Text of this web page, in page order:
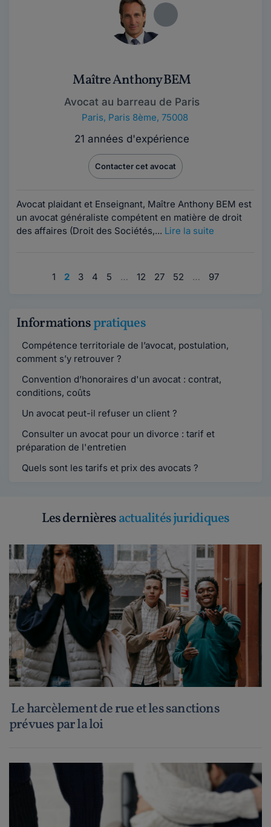
Maître Anthony BEM
Avocat au barreau de Paris
Paris, Paris 8ème, 75008
21 années d'expérience
Contacter cet avocat
Avocat plaidant et Enseignant, Maître Anthony BEM est
un avocat généraliste compétent en matière de droit
des affaires (Droit des Sociétés,... Lire la suite
1 2 3 4 5 … 12 27 52 … 97
Informationspratiques
Compétence territoriale de l’avocat, postulation,
comment s’y retrouver ?
Convention d’honoraires d'un avocat : contrat,
conditions, coûts
Un avocat peut-il refuser un client ?
Consulter un avocat pour un divorce : tarif et
préparation de l'entretien
Quels sont les tarifs et prix des avocats ?
Les dernièresactualités juridiques
Le harcèlement de rue et les sanctions
prévues par la loi